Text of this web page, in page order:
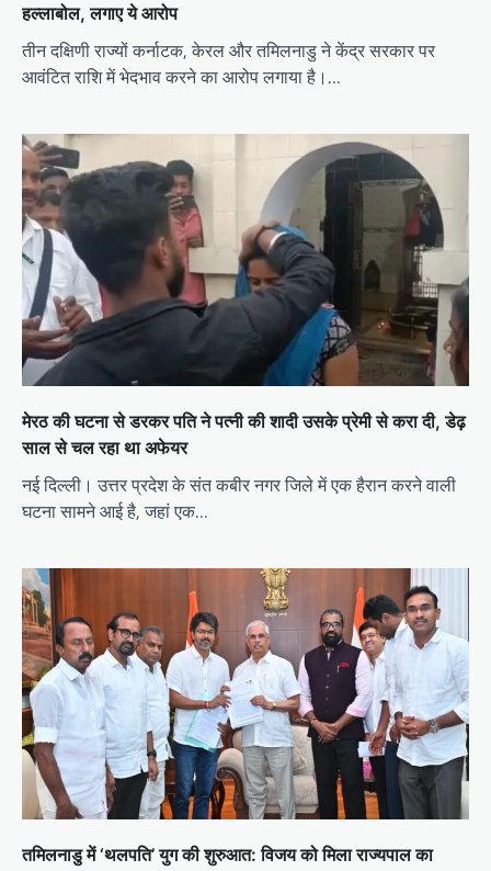
हल्लाबोल, लगाए ये आरोप
तीन दक्षिणी राज्यों कर्नाटक, केरल और तमिलनाडु ने केंद्र सरकार पर
आवंटित राशि में भेदभाव करने का आरोप लगाया है।…
मेरठ की घटना से डरकर पति ने पत्नी की शादी उसके प्रेमी से करा दी, डेढ़
साल से चल रहा था अफेयर
नई दिल्ली। उत्तर प्रदेश के संत कबीर नगर जिले में एक हैरान करने वाली
घटना सामने आई है, जहां एक…
तमिलनाडु में ‘थलपति’ युग की शुरुआत: विजय को मिला राज्यपाल का